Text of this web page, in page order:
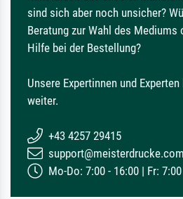
sind sich aber noch unsicher?
Beratung zur Wahl des Mediums
Hilfe bei der Bestellung?
Unsere Expertinnen und
weiter.
+43 4257 29415
support@meisterdrucke.com
Mo-Do: 7:00 - 16:00 | Fr: